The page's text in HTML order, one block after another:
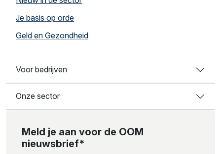
Je basis op orde
Geld en Gezondheid
Voor bedrijven
Onze sector
Meld je aan voor de OOM
nieuwsbrief*